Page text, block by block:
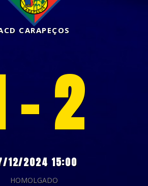
CARAPEÇOS
- 2
12/2024 15:00
HOMOLGADO